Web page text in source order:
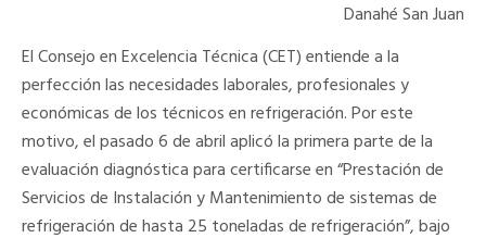
Danahé San Juan
El Consejo en Excelencia Técnica (CET) entiende a la
perfección las necesidades laborales, profesionales y
económicas de los técnicos en refrigeración. Por este
motivo, el pasado 6 de abril aplicó la primera parte de la
evaluación diagnóstica para certificarse en “Prestación de
Servicios de Instalación y Mantenimiento de sistemas de
refrigeración de hasta 25 toneladas de refrigeración”, bajo